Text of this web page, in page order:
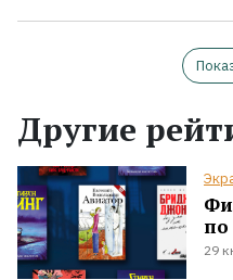
Другие
29